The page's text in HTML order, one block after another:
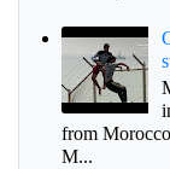
from
M...